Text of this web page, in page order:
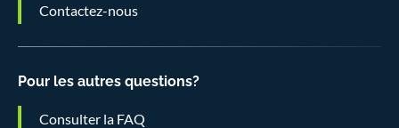
Contactez-nous
Pour les autres questions?
Consulter la FAQ